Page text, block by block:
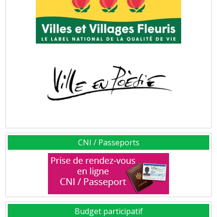
CNI / Passeports
Budget participatif